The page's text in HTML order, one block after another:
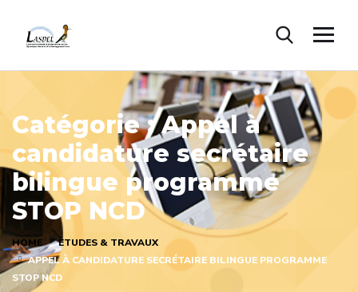
Catégorie :Appel à
candidature secrétaire
bilingue programme
STOP NCD
HOME
ETUDES & TRAVAUX
APPEL À CANDIDATURE SECRÉTAIRE BILINGUE PROGRAMME
STOP NCD